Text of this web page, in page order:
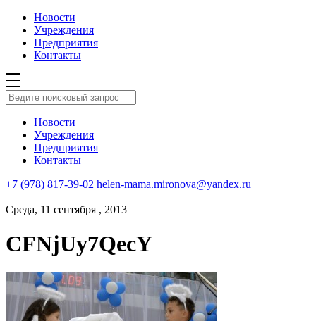
Новости
Учреждения
Предприятия
Контакты
Новости
Учреждения
Предприятия
Контакты
+7 (978) 817-39-02 helen-mama.mironova@yandex.ru
Среда, 11 сентября , 2013
CFNjUy7QecY